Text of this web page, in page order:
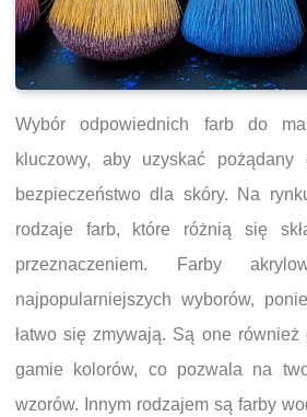
Wybór odpowiednich farb do
kluczowy, aby uzyskać pożądany
bezpieczeństwo dla skóry. Na
rodzaje farb, które różnią się
przeznaczeniem. Farby
najpopularniejszych wyborów,
łatwo się zmywają. Są one
gamie kolorów, co pozwala na
wzorów. Innym rodzajem są farby